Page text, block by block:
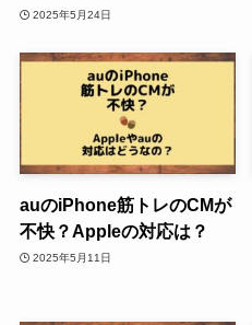
2025年5月24日
auのiPhone筋トレのCMが
不快？Appleの対応は？
2025年5月11日